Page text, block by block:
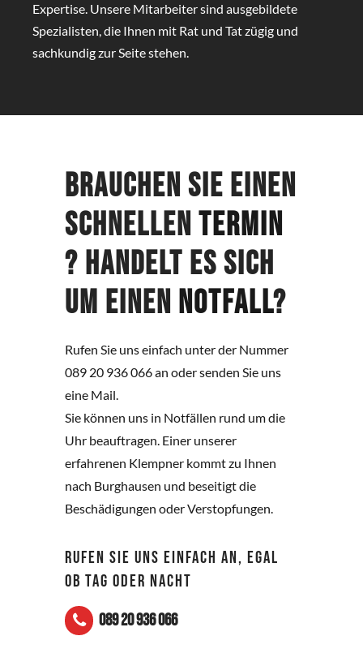
Expertise. Unsere Mitarbeiter sind ausgebildete
Spezialisten, die Ihnen mit Rat und Tat zügig und
sachkundig zur Seite stehen.
Brauchen Sie einen
schnellen Termin
? Handelt es sich
um einen Notfall?
Rufen Sie uns einfach unter der Nummer
089 20 936 066 an oder senden Sie uns
eine Mail.
Sie können uns in Notfällen rund um die
Uhr beauftragen. Einer unserer
erfahrenen Klempner kommt zu Ihnen
nach Burghausen und beseitigt die
Beschädigungen oder Verstopfungen.
RUFEN SIE UNS EINFACH AN, EGAL
OB TAG ODER NACHT
089 20 936 066